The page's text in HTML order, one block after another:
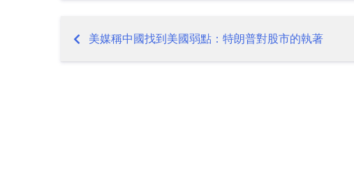
Post
美媒稱中國找到美國弱點：特朗普對股市的執著